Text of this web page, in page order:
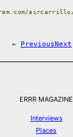
← PreviousNext
ERRR MAGAZINE
Interviews
Places